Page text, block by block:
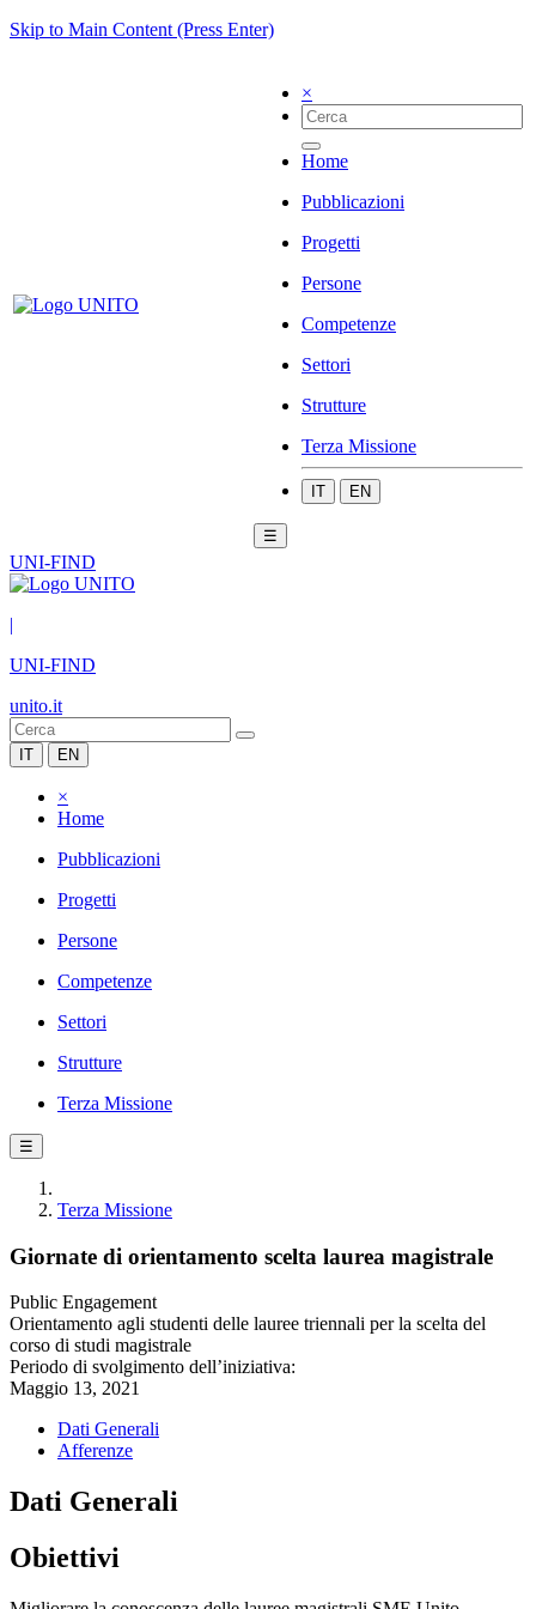
Skip to Main Content (Press Enter)
×
Home
Pubblicazioni
Progetti
Persone
Competenze
Settori
Strutture
Terza Missione
IT EN
☰
UNI-FIND
|
UNI-FIND
unito.it
IT EN
×
Home
Pubblicazioni
Progetti
Persone
Competenze
Settori
Strutture
Terza Missione
☰
Terza Missione
Giornate di orientamento scelta laurea magistrale
Public Engagement
Orientamento agli studenti delle lauree triennali per la scelta del
corso di studi magistrale
Periodo di svolgimento dell’iniziativa:
Maggio 13, 2021
Dati Generali
Afferenze
Dati Generali
Obiettivi